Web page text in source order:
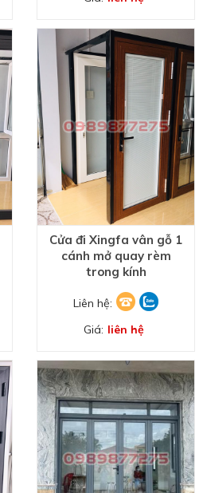
Cửa đi Xingfa vân gỗ 1
cánh mở quay rèm
trong kính
Liên hệ:
Giá: liên hệ